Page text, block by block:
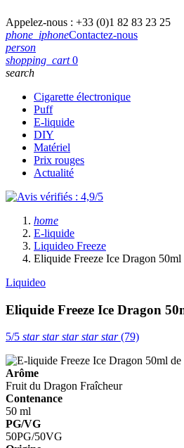
Appelez-nous : +33 (0)1 82 83 23 25
phone_iphoneContactez-nous
person
shopping_cart 0
search
Cigarette électronique
Puff
E-liquide
DIY
Matériel
Prix rouges
Actualité
home
E-liquide
Liquideo Freeze
Eliquide Freeze Ice Dragon 50ml
Liquideo
Eliquide Freeze Ice Dragon
5/5 starstarstarstarstar(79)
Arôme
Fruit du Dragon Fraîcheur
Contenance
50 ml
PG/VG
50PG/50VG